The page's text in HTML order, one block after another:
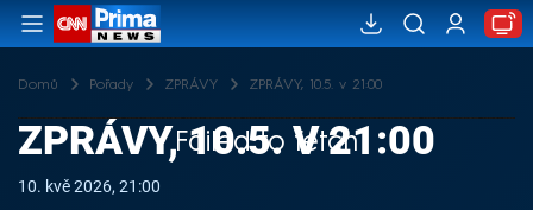
Domů Pořady ZPRÁVY ZPRÁVY, 10.5. v 21:00
Failed to fetch
ZPRÁVY, 10.5. V 21:00
10. kvě 2026, 21:00